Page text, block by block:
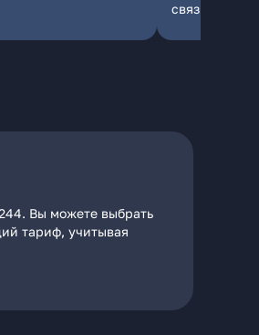
связь
Вы можете выбрать
тариф, учитывая